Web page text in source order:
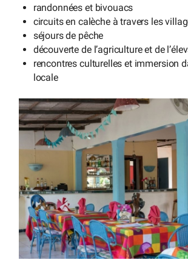
randonnées et bivouacs
circuits en calèche à travers les
séjours de pêche
découverte de l’agriculture et de
rencontres culturelles et immersion
locale